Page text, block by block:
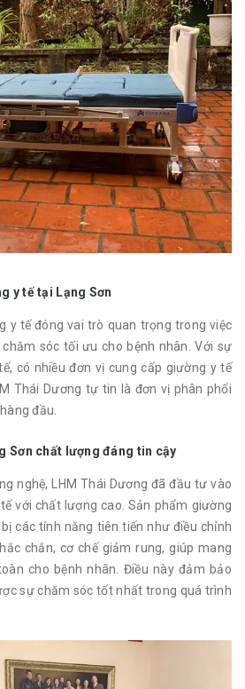
y tế tại Lạng Sơn
y tế đóng vai trò quan trọng trong việc
sóc tối ưu cho bệnh nhân. Với sự
có nhiều đơn vị cung cấp giường y tế
Thái Dương tự tin là đơn vị phân phối
đầu.
Sơn chất lượng đáng tin cậy
nghệ, LHM Thái Dương đã đầu tư vào
với chất lượng cao. Sản phẩm giường
các tính năng tiên tiến như điều chỉnh
chắn, cơ chế giảm rung, giúp mang
cho bệnh nhân. Điều này đảm bảo
sự chăm sóc tốt nhất trong quá trình